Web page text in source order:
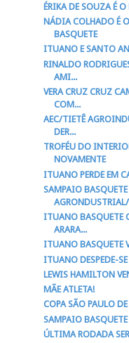
ÉRIKA DE SOUZA É
NÁDIA COLHADO É
BASQUETE
ITUANO E SANTO
RINALDO
AMI...
VERA CRUZ CRUZ
COM...
AEC/TIETÊ
DER...
TROFÉU DO
NOVAMENTE
ITUANO PERDE EM
SAMPAIO
ITUANO BASQUETE
ARARA...
ITUANO BASQUETE
ITUANO DESPEDE-
LEWIS HAMILTON
MÃE ATLETA!
COPA SÃO PAULO
SAMPAIO
ÚLTIMA RODADA